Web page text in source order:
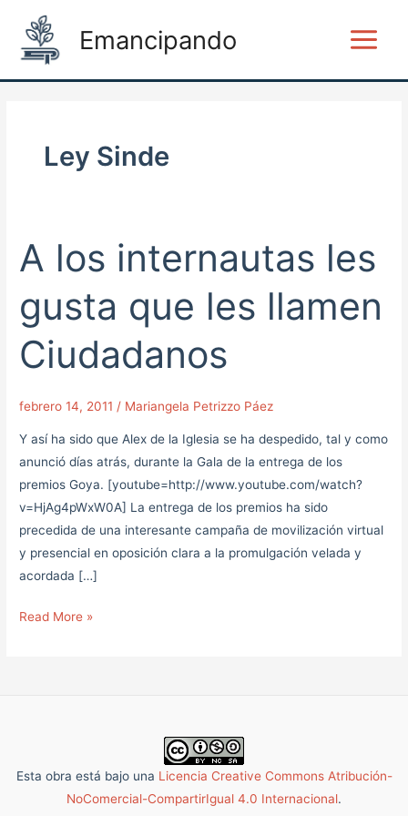
contenido
Emancipando
Menu
Ley Sinde
A los internautas les
gusta que les llamen
Ciudadanos
febrero 14, 2011 / Mariangela Petrizzo Páez
Y así ha sido que Alex de la Iglesia se ha despedido, tal y como
anunció días atrás, durante la Gala de la entrega de los
premios Goya. [youtube=http://www.youtube.com/watch?
v=HjAg4pWxW0A] La entrega de los premios ha sido
precedida de una interesante campaña de movilización virtual
y presencial en oposición clara a la promulgación velada y
acordada […]
los
les
que
llamen
Read More »
Esta obra está bajo una Licencia Creative Commons Atribución-
NoComercial-CompartirIgual 4.0 Internacional.